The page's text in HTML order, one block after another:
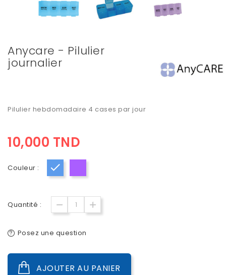
Anycare - Pilulier
journalier
Pilulier hebdomadaire 4 cases par jour
10,000 TND
Couleur :
Quantité :
Posez une question
AJOUTER AU PANIER